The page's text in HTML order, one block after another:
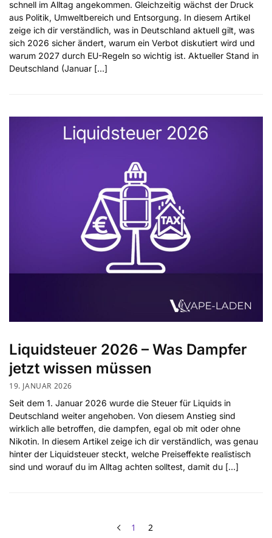
schnell im Alltag angekommen. Gleichzeitig wächst der Druck
aus Politik, Umweltbereich und Entsorgung. In diesem Artikel
zeige ich dir verständlich, was in Deutschland aktuell gilt, was
sich 2026 sicher ändert, warum ein Verbot diskutiert wird und
warum 2027 durch EU-Regeln so wichtig ist. Aktueller Stand in
Deutschland (Januar […]
Liquidsteuer 2026 – Was Dampfer
jetzt wissen müssen
19. JANUAR 2026
Seit dem 1. Januar 2026 wurde die Steuer für Liquids in
Deutschland weiter angehoben. Von diesem Anstieg sind
wirklich alle betroffen, die dampfen, egal ob mit oder ohne
Nikotin. In diesem Artikel zeige ich dir verständlich, was genau
hinter der Liquidsteuer steckt, welche Preiseffekte realistisch
sind und worauf du im Alltag achten solltest, damit du […]
1 2